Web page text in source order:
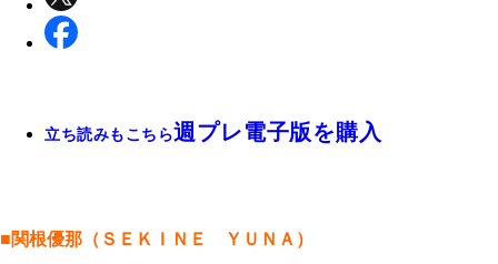
立ち読みもこちら週プレ電子版を購入
■関根優那（ＳＥＫＩＮＥ ＹＵＮＡ）